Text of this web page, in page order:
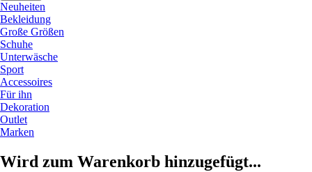
Neuheiten
Bekleidung
Große Größen
Schuhe
Unterwäsche
Sport
Accessoires
Für ihn
Dekoration
Outlet
Marken
Wird zum Warenkorb hinzugefügt...